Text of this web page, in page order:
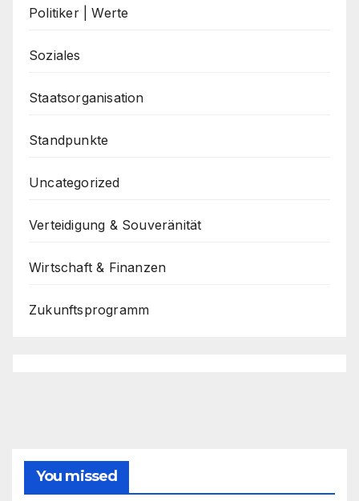
Politiker | Werte
Soziales
Staatsorganisation
Standpunkte
Uncategorized
Verteidigung & Souveränität
Wirtschaft & Finanzen
Zukunftsprogramm
You missed